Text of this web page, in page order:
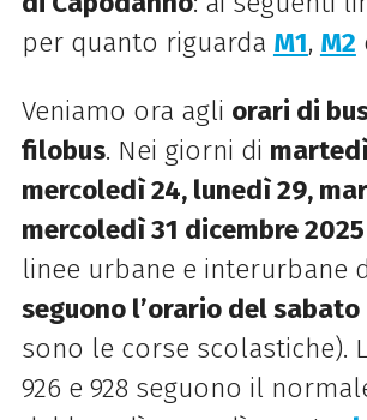
per quanto riguarda M1, M2
Veniamo ora agli orari di
filobus. Nei giorni di
mercoledì 24, lunedì 29,
mercoledì 31 dicembre 2025
linee urbane e interurbane
seguono l’orario del sabato
sono le corse scolastiche).
926 e 928 seguono il